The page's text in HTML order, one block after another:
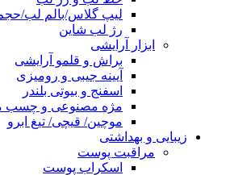
لیپ گلاس/بالم لب/
رژ لب شاین
ابزار آرایشی
براش و قلمو آرایشی
آیینه جیبی و رومیزی
اسفنج و بیوتی بلندر
مژه مصنوعی و چسب
موچین/ قیچی/ تیغ ابرو
زیبایی و بهداشتی
مراقبت پوست
اسکراب پوست